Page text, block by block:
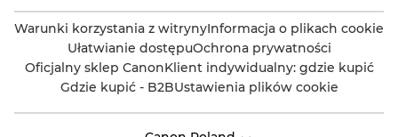
Warunki korzystania z witrynyInformacja o plikach cookie
Ułatwianie dostępuOchrona prywatności
Oficjalny sklep CanonKlient indywidualny: gdzie kupić
Gdzie kupić - B2BUstawienia plików cookie